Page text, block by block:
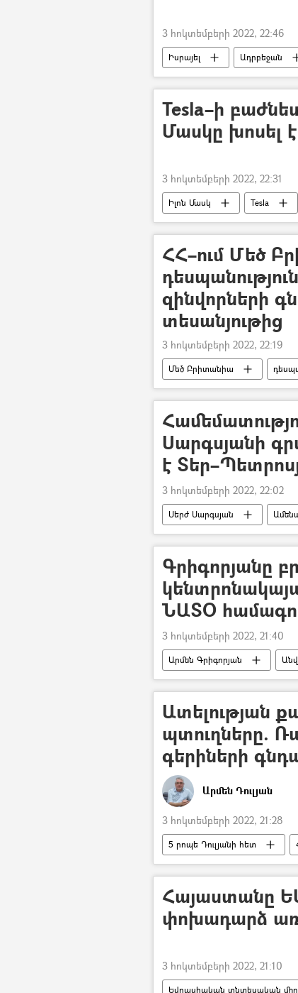
3 հոկտեմբերի 2022, 22:46
Իսրայել Ադրբեջան
Tesla–ի
Մասկը խոսել
3 հոկտեմբերի 2022, 22:31
Իլոն Մասկ Tesla
Պատերազմ
ՀՀ–ում Մեծ
զինվորների
տեսանյութից
3 հոկտեմբերի 2022, 22:19
Մեծ Բրիտանիա
տեսանյութ
Սարգսյանի
է
3 հոկտեմբերի 2022, 22:02
Սերժ Սարգսյան
Հայաստան
Ռոբերտ
Գրիգորյանը
ՆԱՏՕ
3 հոկտեմբերի 2022, 21:40
Արմեն Գրիգորյան
Ատելության
պտուղները.
գերիների
Արմեն Դուլյան
3 հոկտեմբերի 2022, 21:28
5 րոպե Դուլյանի հետ
զինծառայող
գերի
Հայաստանը
փոխադարձ
3 հոկտեմբերի 2022, 21:10
Եվրասիական տնտեսական